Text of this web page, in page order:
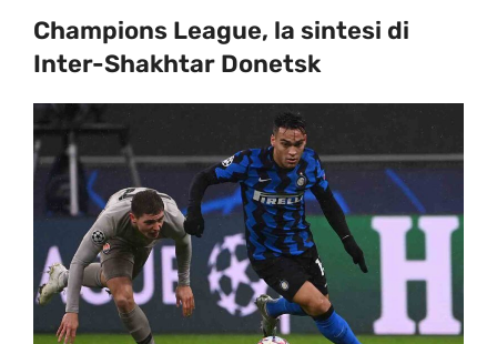
Champions League, la sintesi di
Inter-Shakhtar Donetsk